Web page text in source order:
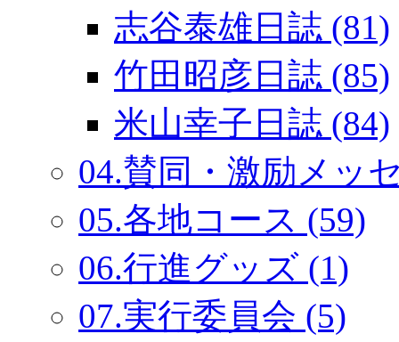
志谷泰雄日誌 (81)
竹田昭彦日誌 (85)
米山幸子日誌 (84)
04.賛同・激励メッ
05.各地コース (59)
06.行進グッズ (1)
07.実行委員会 (5)